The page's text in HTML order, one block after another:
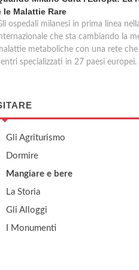
le Malattie Rare
ospedali milanesi in prima linea
che sta cambiando la
metaboliche con una rete
specializzati in 27 paesi europei.
Gli Agriturismo
Dormire
Mangiare e bere
La Storia
Gli Alloggi
I Monumenti